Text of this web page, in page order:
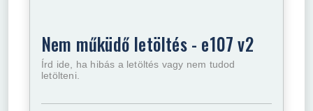
Nem műküdő letöltés - e107 v2
Írd ide, ha hibás a letöltés vagy nem tudod
letölteni.